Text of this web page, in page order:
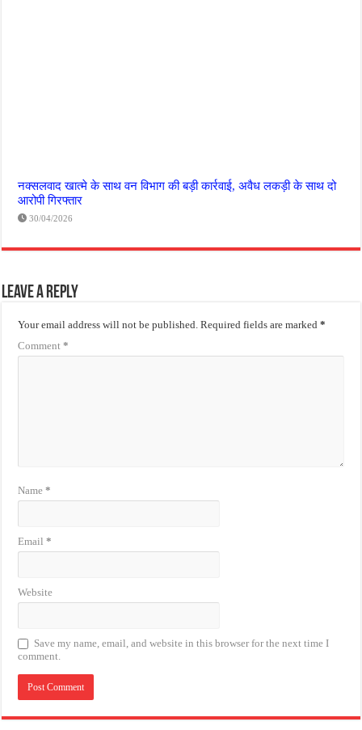
नक्सलवाद खात्मे के साथ वन विभाग की बड़ी कार्रवाई, अवैध लकड़ी के साथ दो
आरोपी गिरफ्तार
30/04/2026
Leave a Reply
Your email address will not be published. Required fields are marked*
Comment*
Name*
Email*
Website
Save my name, email, and website in this browser for the next time I
comment.